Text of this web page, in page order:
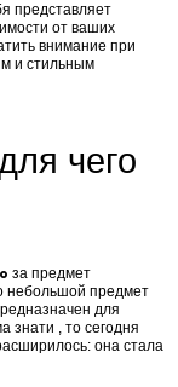
представляет
от ваших
внимание при
и стильным
чего
за предмет
небольшой предмет
для
знати , то сегодня
она стала